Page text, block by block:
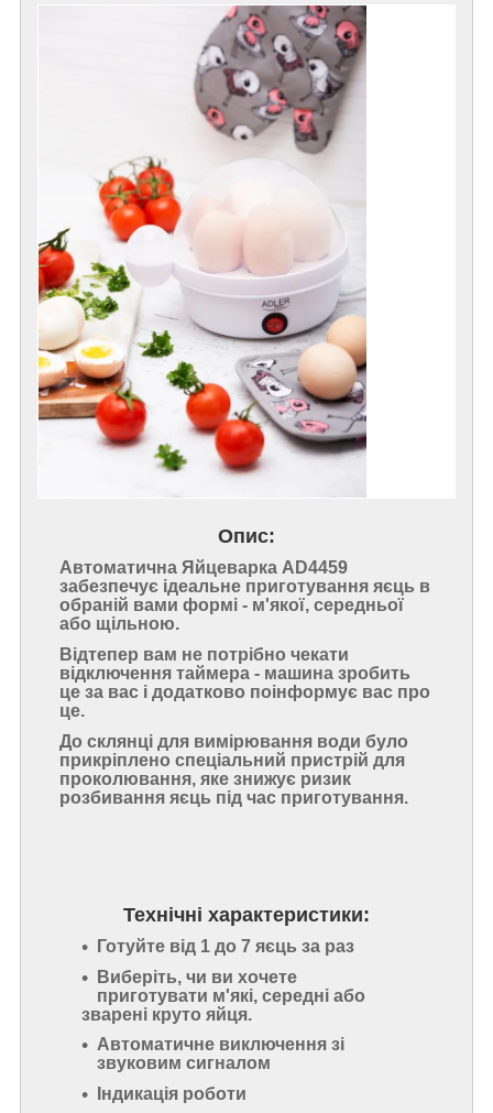
Опис:
Автоматична Яйцеварка AD4459
забезпечує ідеальне приготування яєць в
обраній вами формі - м'якої, середньої
або щільною.
Відтепер вам не потрібно чекати
відключення таймера - машина зробить
це за вас і додатково поінформує вас про
це.
До склянці для вимірювання води було
прикріплено спеціальний пристрій для
проколювання, яке знижує ризик
розбивання яєць під час приготування.
Технічні характеристики:
Готуйте від 1 до 7 яєць за раз
Виберіть, чи ви хочете
приготувати м'які, середні або
зварені круто яйця.
Автоматичне виключення зі
звуковим сигналом
Індикація роботи